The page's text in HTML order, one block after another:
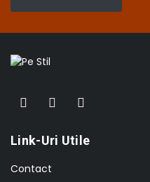
Link-Uri Utile
Contact